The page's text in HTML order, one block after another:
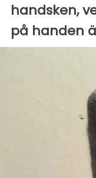
handsken,
på handen